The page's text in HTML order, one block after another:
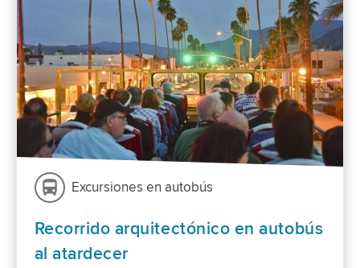
Excursiones en autobús
Recorrido arquitectónico en autobús
al atardecer